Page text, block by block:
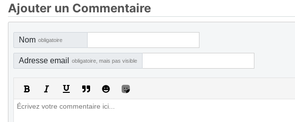
Ajouter un Commentaire
Nom obligatoire
Adresse email obligatoire, mais pas visible